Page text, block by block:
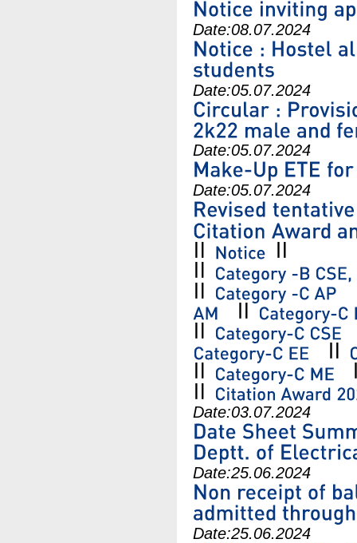
Date:08.07.2024
Date:05.07.2024
Date:05.07.2024
Date:05.07.2024
Date:03.07.2024
Date:25.06.2024
Date:25.06.2024